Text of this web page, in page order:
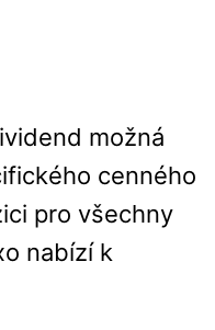
možná
cenného
pro všechny
nabízí k